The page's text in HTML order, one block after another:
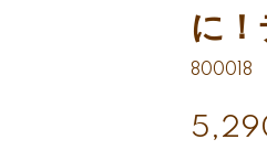
に！
800018